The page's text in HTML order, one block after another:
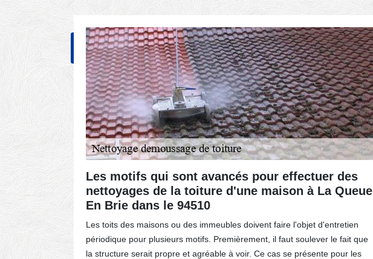
NOS RÉALISATIONS CONTACTEZ-NOUS
Les motifs qui sont avancés pour effectuer des
nettoyages de la toiture d'une maison à La Queue
En Brie dans le 94510
Les toits des maisons ou des immeubles doivent faire l'objet d'entretien
périodique pour plusieurs motifs. Premièrement, il faut soulever le fait que
la structure serait propre et agréable à voir. Ce cas se présente pour les